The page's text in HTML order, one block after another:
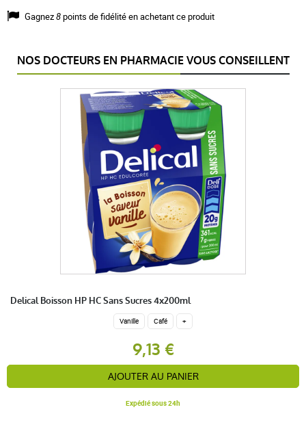
Gagnez8points de fidélité en achetant ce produit
NOS DOCTEURS EN PHARMACIE VOUS CONSEILLENT
Delical Boisson HP HC Sans Sucres 4x200ml
Vanille Café +
9,13 €
AJOUTER AU PANIER
Expédié sous 24h